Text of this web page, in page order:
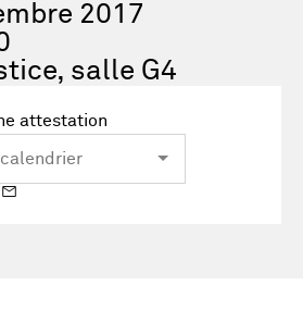
2017
salle G4
attestation